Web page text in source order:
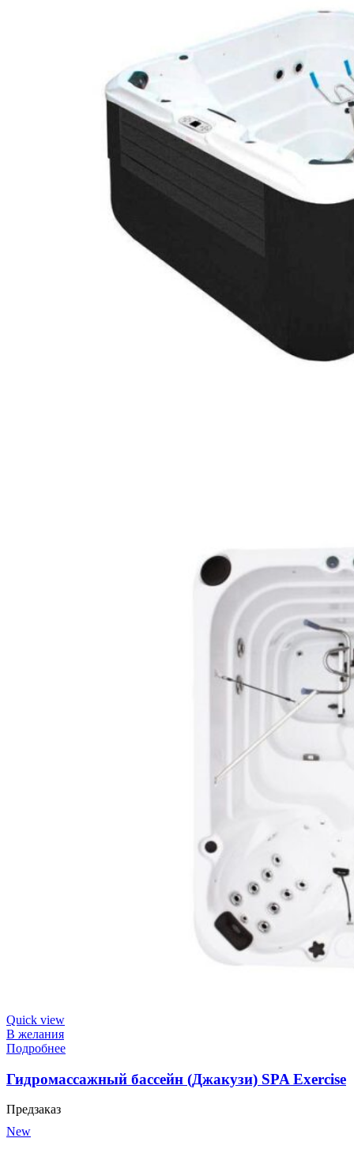
Quick view
В желания
Подробнее
Гидромассажный бассейн (Джакузи) SPA Exercise
Предзаказ
New